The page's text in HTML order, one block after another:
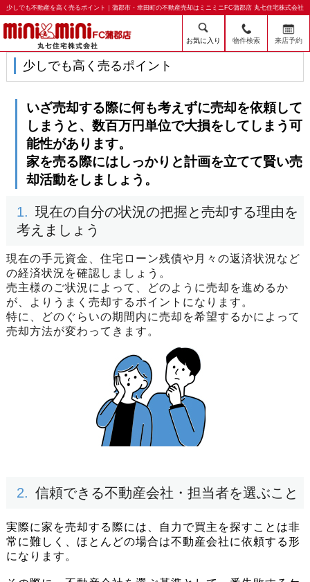
少しでも不動産を高く売るポイント｜蒲郡市・幸田町の不動産売却はミニミニFC蒲郡店 丸七住宅株式会社
お気に入り 物件検索 来店予約